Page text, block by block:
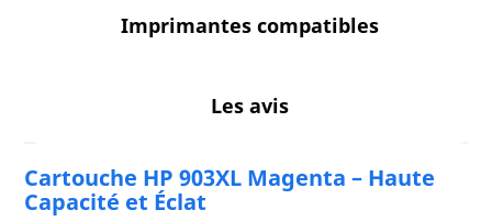
Imprimantes compatibles
Les avis
Cartouche HP 903XL Magenta – Haute
Capacité et Éclat